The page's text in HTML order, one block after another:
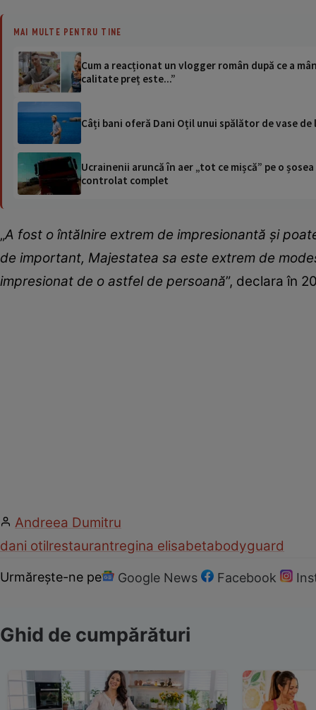
MAI MULTE PENTRU TINE
Cum a reacționat un vlogger român după ce a
calitate preț este...”
Câți bani oferă Dani Oțil unui spălător de vase
Ucrainenii aruncă în aer „tot ce mișcă” pe o
controlat complet
„A fost o întălnire extrem de impresionantă și
de important, Majestatea sa este extrem de
impresionat de o astfel de persoană”, declara în
Andreea Dumitru
dani otilrestaurantregina elisabetabodyguard
Urmărește-ne pe Google News Facebook
Ghid de cumpărături